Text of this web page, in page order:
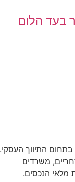
התיווך העסקי.
משרדים
הנכסים.